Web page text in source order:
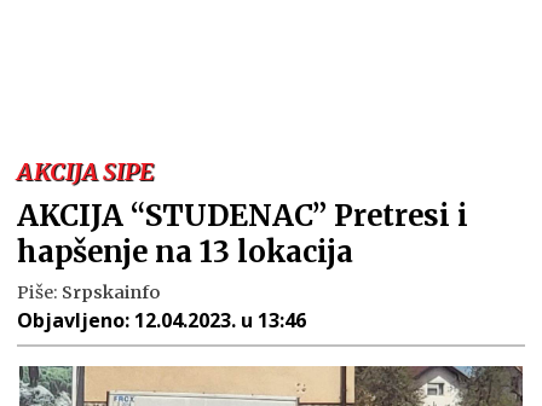
AKCIJA SIPE
AKCIJA “STUDENAC” Pretresi i
hapšenje na 13 lokacija
Piše: Srpskainfo
Objavljeno: 12.04.2023. u 13:46